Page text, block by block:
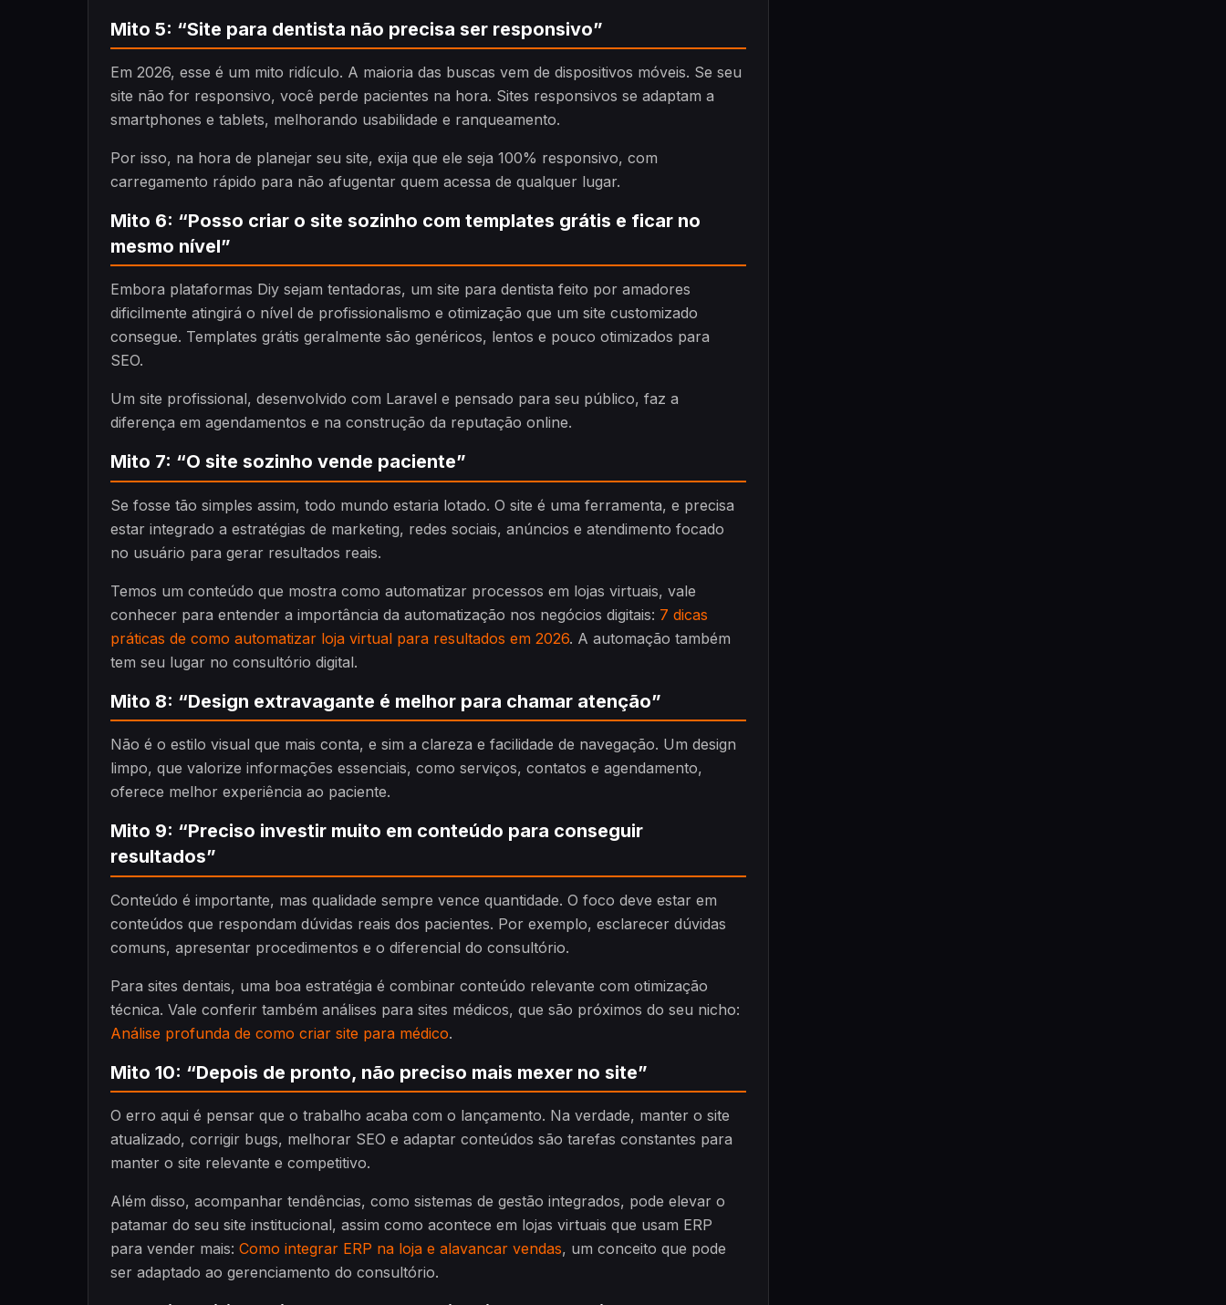
Mito 5: “Site para dentista não precisa ser responsivo”
Em 2026, esse é um mito ridículo. A maioria das buscas vem de dispositivos móveis. Se seu
site não for responsivo, você perde pacientes na hora. Sites responsivos se adaptam a
smartphones e tablets, melhorando usabilidade e ranqueamento.
Por isso, na hora de planejar seu site, exija que ele seja 100% responsivo, com
carregamento rápido para não afugentar quem acessa de qualquer lugar.
Mito 6: “Posso criar o site sozinho com templates grátis e ficar no
mesmo nível”
Embora plataformas Diy sejam tentadoras, um site para dentista feito por amadores
dificilmente atingirá o nível de profissionalismo e otimização que um site customizado
consegue. Templates grátis geralmente são genéricos, lentos e pouco otimizados para
SEO.
Um site profissional, desenvolvido com Laravel e pensado para seu público, faz a
diferença em agendamentos e na construção da reputação online.
Mito 7: “O site sozinho vende paciente”
Se fosse tão simples assim, todo mundo estaria lotado. O site é uma ferramenta, e precisa
estar integrado a estratégias de marketing, redes sociais, anúncios e atendimento focado
no usuário para gerar resultados reais.
Temos um conteúdo que mostra como automatizar processos em lojas virtuais, vale
conhecer para entender a importância da automatização nos negócios digitais: 7 dicas
práticas de como automatizar loja virtual para resultados em 2026. A automação também
tem seu lugar no consultório digital.
Mito 8: “Design extravagante é melhor para chamar atenção”
Não é o estilo visual que mais conta, e sim a clareza e facilidade de navegação. Um design
limpo, que valorize informações essenciais, como serviços, contatos e agendamento,
oferece melhor experiência ao paciente.
Mito 9: “Preciso investir muito em conteúdo para conseguir
resultados”
Conteúdo é importante, mas qualidade sempre vence quantidade. O foco deve estar em
conteúdos que respondam dúvidas reais dos pacientes. Por exemplo, esclarecer dúvidas
comuns, apresentar procedimentos e o diferencial do consultório.
Para sites dentais, uma boa estratégia é combinar conteúdo relevante com otimização
técnica. Vale conferir também análises para sites médicos, que são próximos do seu nicho:
Análise profunda de como criar site para médico.
Mito 10: “Depois de pronto, não preciso mais mexer no site”
O erro aqui é pensar que o trabalho acaba com o lançamento. Na verdade, manter o site
atualizado, corrigir bugs, melhorar SEO e adaptar conteúdos são tarefas constantes para
manter o site relevante e competitivo.
Além disso, acompanhar tendências, como sistemas de gestão integrados, pode elevar o
patamar do seu site institucional, assim como acontece em lojas virtuais que usam ERP
para vender mais: Como integrar ERP na loja e alavancar vendas, um conceito que pode
ser adaptado ao gerenciamento do consultório.